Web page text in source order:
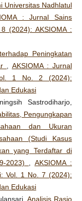
Universitas Nadhlatul
: Jurnal Sains
(2024): AKSIOMA :
Peningkatan
AKSIOMA : Jurnal
1 No. 2 (2024):
Edukasi
Sastrodiharjo,
Pengungkapan
dan Ukuran
(Studi Kasus
yang Terdaftar di
2023)
AKSIOMA :
Vol. 1 No. 7 (2024):
Edukasi
Analisis Rasio